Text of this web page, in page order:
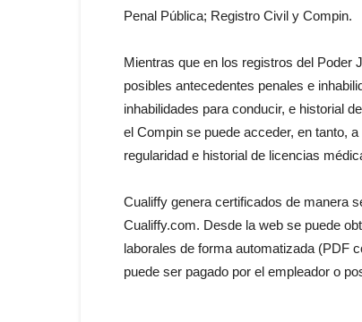
Penal Pública; Registro Civil y Compin.
Mientras que en los registros del Poder
posibles antecedentes penales e
inhabilidades para conducir, e historial
el Compin se puede acceder, en tanto,
regularidad e historial de licencias
Cualiffy genera certificados de manera
Cualiffy.com. Desde la web se puede
laborales de forma automatizada (PDF
puede ser pagado por el empleador o